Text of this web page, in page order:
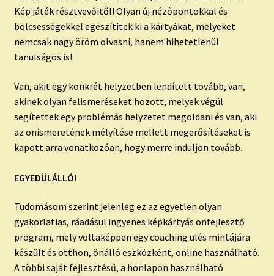
Kép játék résztvevőitől! Olyan új nézőpontokkal és
bölcsességekkel egészítitek ki a kártyákat, melyeket
nemcsak nagy öröm olvasni, hanem hihetetlenül
tanulságos is!
Van, akit egy konkrét helyzetben lendített tovább, van,
akinek olyan felismeréseket hozott, melyek végül
segítettek egy problémás helyzetet megoldani és van, aki
az önismeretének mélyítése mellett megerősítéseket is
kapott arra vonatkozóan, hogy merre induljon tovább.
EGYEDÜLÁLLÓ!
Tudomásom szerint jelenleg ez az egyetlen olyan
gyakorlatias, ráadásul ingyenes képkártyás önfejlesztő
program, mely voltaképpen egy coaching ülés mintájára
készült és otthon, önálló eszközként, online használható.
A többi saját fejlesztésű, a honlapon használható